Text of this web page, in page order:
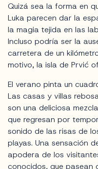
Quizá sea la forma en
Luka parecen dar la
la magia tejida en las
Incluso podría ser la
carretera de un
motivo, la isla de Prvić
El verano pinta un
Las casas y villas
son una deliciosa
que regresan por
sonido de las risas de
playas. Una sensación
apodera de los
conocidos, que pasean